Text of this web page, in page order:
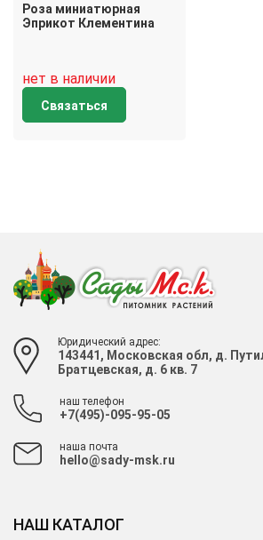
Роза миниатюрная
Эприкот Клементина
нет в наличии
Связаться
Юридический адрес:
143441, Московская обл, д.
Братцевская, д. 6 кв. 7
наш телефон
+7(495)-095-95-05
наша почта
hello@sady-msk.ru
НАШ КАТАЛОГ